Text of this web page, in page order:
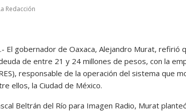
Redacción
El gobernador de Oaxaca, Alejandro Murat,
de entre 21 y 24 millones de pesos, con la
responsable de la operación del sistema que
ellos, la Ciudad de México.
Beltrán del Río para Imagen Radio, Murat